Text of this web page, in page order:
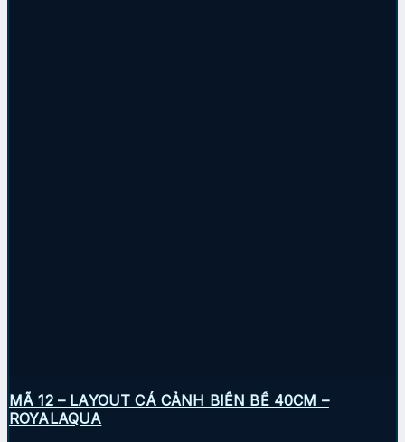
MÃ 12 – LAYOUT CÁ CẢNH BIỂN BỂ 40CM –
ROYALAQUA